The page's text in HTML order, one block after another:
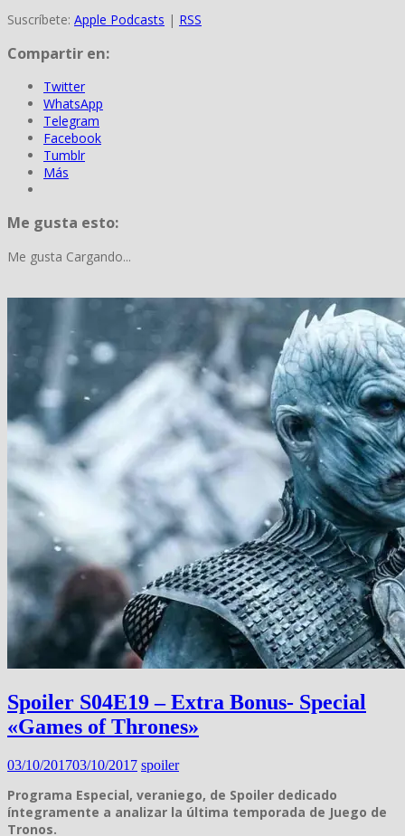
Suscríbete: Apple Podcasts | RSS
Compartir en:
Twitter
WhatsApp
Telegram
Facebook
Tumblr
Más
Me gusta esto:
Me gusta Cargando...
Spoiler S04E19 – Extra Bonus- Special
«Games of Thrones»
03/10/201703/10/2017 spoiler
Programa Especial, veraniego, de Spoiler dedicado
íntegramente a analizar la última temporada de Juego de
Tronos.